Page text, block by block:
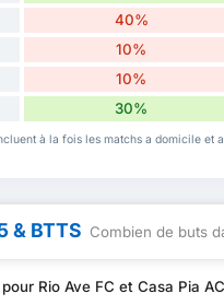
40%
10%
10%
30%
à la fois les matchs a domicile et
& BTTS Combien de buts
Rio Ave FC et Casa Pia AC